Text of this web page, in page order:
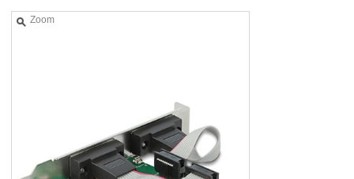
ΕΓΓΡΑΦΗ
ΠΟΙΟΙ ΕΙΜΑΣΤΕ
Zoom